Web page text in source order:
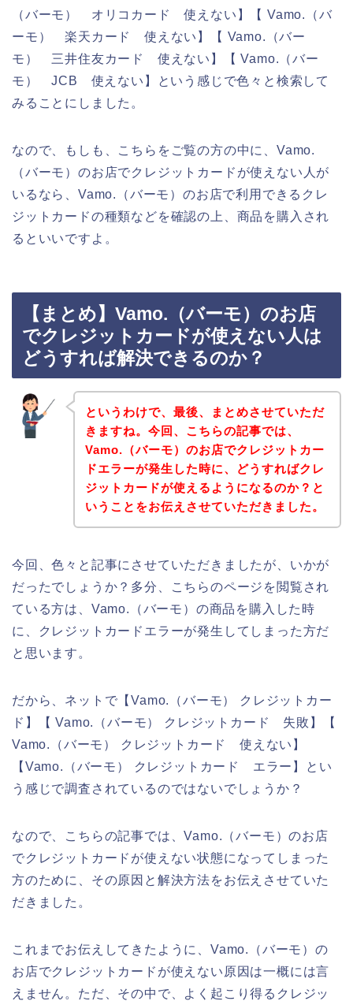
（バーモ） オリコカード 使えない】【 Vamo.（バ
ーモ） 楽天カード 使えない】【 Vamo.（バー
モ） 三井住友カード 使えない】【 Vamo.（バー
モ） JCB 使えない】という感じで色々と検索して
みることにしました。
なので、もしも、こちらをご覧の方の中に、Vamo.
（バーモ）のお店でクレジットカードが使えない人が
いるなら、Vamo.（バーモ）のお店で利用できるクレ
ジットカードの種類などを確認の上、商品を購入され
るといいですよ。
【まとめ】Vamo.（バーモ）のお店
でクレジットカードが使えない人は
どうすれば解決できるのか？
というわけで、最後、まとめさせていただ
きますね。今回、こちらの記事では、
Vamo.（バーモ）のお店でクレジットカー
ドエラーが発生した時に、どうすればクレ
ジットカードが使えるようになるのか？と
いうことをお伝えさせていただきました。
今回、色々と記事にさせていただきましたが、いかが
だったでしょうか？多分、こちらのページを閲覧され
ている方は、Vamo.（バーモ）の商品を購入した時
に、クレジットカードエラーが発生してしまった方だ
と思います。
だから、ネットで【Vamo.（バーモ） クレジットカー
ド】【 Vamo.（バーモ） クレジットカード 失敗】【
Vamo.（バーモ） クレジットカード 使えない】
【Vamo.（バーモ） クレジットカード エラー】とい
う感じで調査されているのではないでしょうか？
なので、こちらの記事では、Vamo.（バーモ）のお店
でクレジットカードが使えない状態になってしまった
方のために、その原因と解決方法をお伝えさせていた
だきました。
これまでお伝えしてきたように、Vamo.（バーモ）の
お店でクレジットカードが使えない原因は一概には言
えません。ただ、その中で、よく起こり得るクレジッ